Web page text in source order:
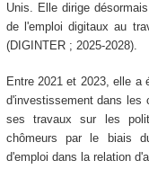
Unis. Elle dirige
de l'emploi digitaux au
(DIGINTER ; 2025-2028).
Entre 2021 et 2023, elle a
d'investissement dans les
ses travaux sur les
chômeurs par le biais
d'emploi dans la relation